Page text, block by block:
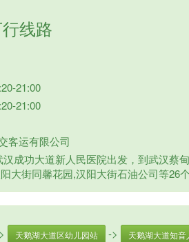
线路
21:00
21:00
客运有限公司
成功大道新人民医院出发，到武汉蔡
大街同馨花园,汉阳大街石油公司等26
天鹅湖大道区幼儿园站 -> 天鹅湖大道知